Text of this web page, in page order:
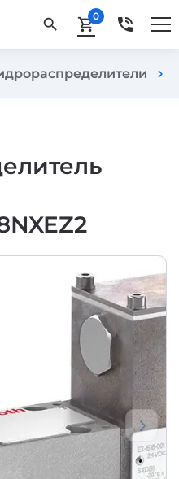
search shopping_cart0 phone_in_talk
chevron_right